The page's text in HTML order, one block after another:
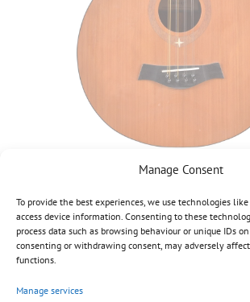
Manage Consent
To provide the best experiences, we use technologies
access device information. Consenting to these
process data such as browsing behaviour or unique IDs
consenting or withdrawing consent, may adversely
functions.
Manage services